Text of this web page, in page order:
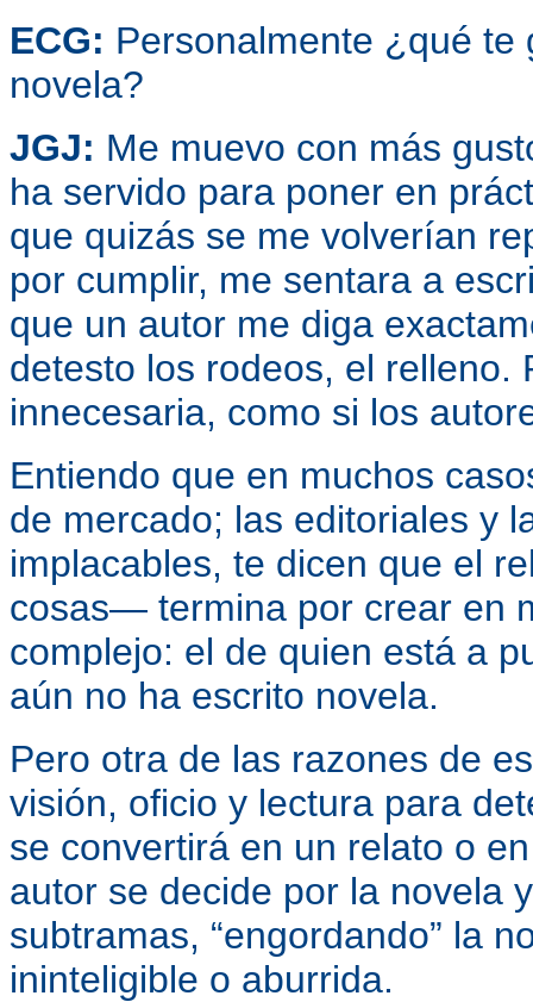
ECG: Personalmente ¿qué te
novela?
JGJ: Me muevo con más
ha servido para poner en
que quizás se me volverían
por cumplir, me sentara a
que un autor me diga
detesto los rodeos, el relleno.
innecesaria, como si los
Entiendo que en muchos
de mercado; las editoriales y
implacables, te dicen que el
cosas— termina por crear en
complejo: el de quien está a
aún no ha escrito novela.
Pero otra de las razones de
visión, oficio y lectura para
se convertirá en un relato o
autor se decide por la novela
subtramas, “engordando” la
ininteligible o aburrida.